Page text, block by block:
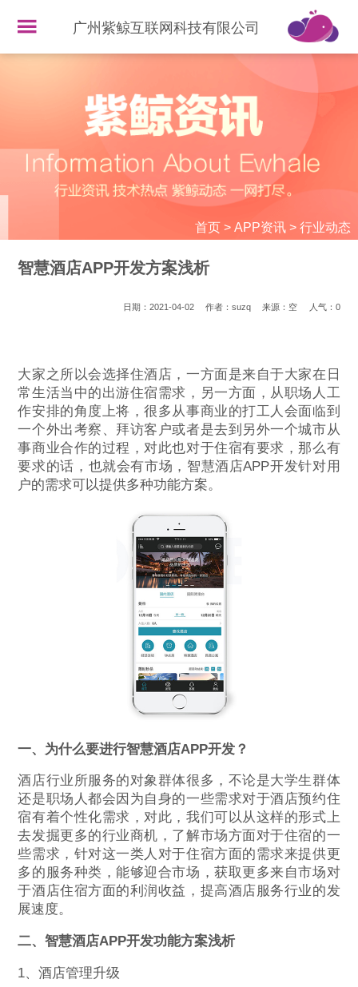
广州紫鲸互联网科技有限公司
首页> APP资讯> 行业动态
智慧酒店APP开发方案浅析
日期：2021-04-02 作者：suzq 来源：空 人气： 0
大家之所以会选择住酒店，一方面是来自于大家在日
常生活当中的出游住宿需求，另一方面，从职场人工
作安排的角度上将，很多从事商业的打工人会面临到
一个外出考察、拜访客户或者是去到另外一个城市从
事商业合作的过程，对此也对于住宿有要求，那么有
要求的话，也就会有市场，智慧酒店APP开发针对用
户的需求可以提供多种功能方案。
一、为什么要进行智慧酒店APP开发？
酒店行业所服务的对象群体很多，不论是大学生群体
还是职场人都会因为自身的一些需求对于酒店预约住
宿有着个性化需求，对此，我们可以从这样的形式上
去发掘更多的行业商机，了解市场方面对于住宿的一
些需求，针对这一类人对于住宿方面的需求来提供更
多的服务种类，能够迎合市场，获取更多来自市场对
于酒店住宿方面的利润收益，提高酒店服务行业的发
展速度。
二、智慧酒店APP开发功能方案浅析
1、酒店管理升级